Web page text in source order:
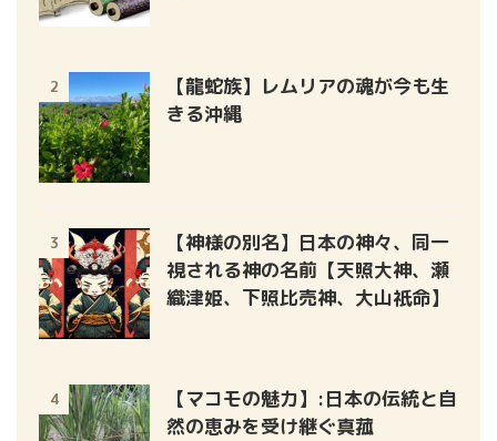
2
【龍蛇族】レムリアの魂が今も生
きる沖縄
3
【神様の別名】日本の神々、同一
視される神の名前【天照大神、瀬
織津姫、下照比売神、大山祇命】
4
【マコモの魅力】:日本の伝統と自
然の恵みを受け継ぐ真菰